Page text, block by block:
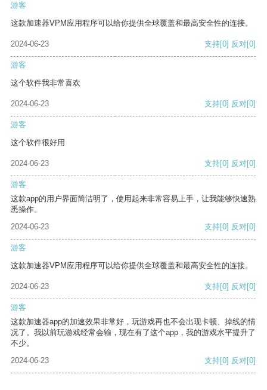
游客
这款加速器VPM应用程序可以给你提供全球覆盖和最高安全性的连接。
2024-06-23 支持[0] 反对[0]
游客
这个软件我非常喜欢
2024-06-23 支持[0] 反对[0]
游客
这个软件很好用
2024-06-23 支持[0] 反对[0]
游客
这款app的用户界面简洁明了，使用起来非常容易上手，让我能够快速熟
悉操作。
2024-06-23
支持[0] 反对[0]
游客
这款加速器VPM应用程序可以给你提供全球覆盖和最高安全性的连接。
2024-06-23 支持[0] 反对[0]
游客
这款加速器app的加速效果非常好，玩游戏再也不会出现卡顿、掉线的情
况了。我以前玩游戏经常会输，现在有了这个app，我的游戏水平提升了
不少。
2024-06-23
支持[0] 反对[0]